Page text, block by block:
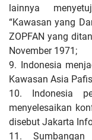
lainnya
“Kawasan yang
ZOPFAN yang
November 1971;
9. Indonesia
Kawasan Asia
10. Indonesia
menyelesaikan
disebut Jakarta
11.